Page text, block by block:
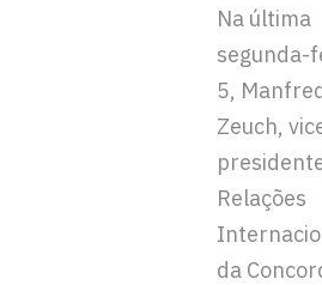
Na última
segunda-
5,
Zeuch,
Relações
da